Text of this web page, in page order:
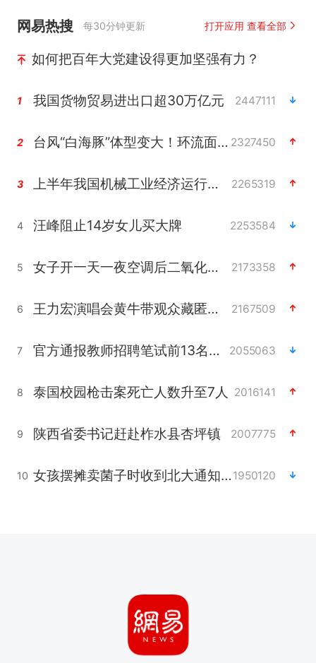
网易热搜 每30分钟更新 打开应用 查看全部
如何把百年大党建设得更加坚强有力？
1 我国货物贸易进出口超30万亿元 2447111
2 台风“白海豚”体型变大！环流面积接近13个浙江那么大 2327450
3 上半年我国机械工业经济运行稳中有进 2265319
4 汪峰阻止14岁女儿买大牌 2253584
5 女子开一天一夜空调后二氧化碳中毒 2173358
6 王力宏演唱会黄牛带观众藏匿被查获 2167509
7 官方通报教师招聘笔试前13名被淘汰 2055063
8 泰国校园枪击案死亡人数升至7人 2016141
9 陕西省委书记赶赴柞水县杏坪镇 2007775
10 女孩摆摊卖菌子时收到北大通知书1950120